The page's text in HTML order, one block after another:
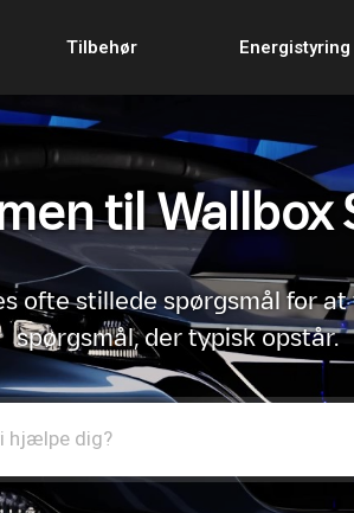
Tilbehør Energistyring
til Wallbox
ofte stillede spørgsmål for at
spørgsmål, der typisk opstår.